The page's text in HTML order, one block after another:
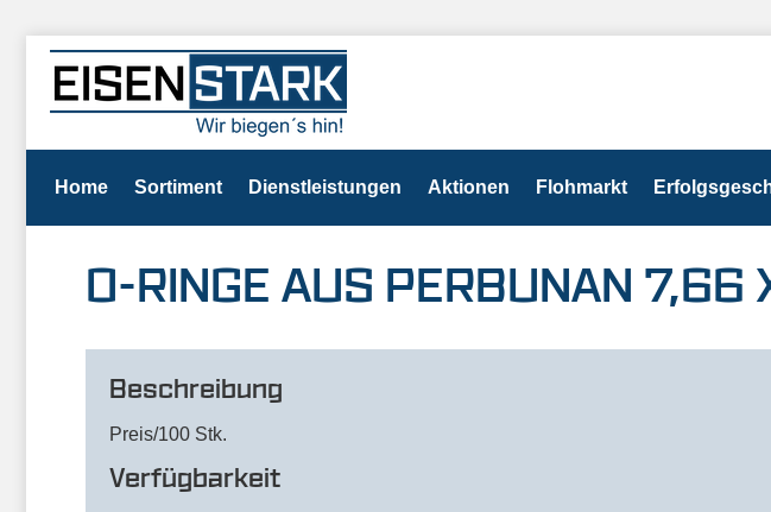
Home Sortiment Dienstleistungen Aktionen Flohmarkt
O-RINGE AUS PERBUNAN 7,66
Beschreibung
Preis/100 Stk.
Verfügbarkeit